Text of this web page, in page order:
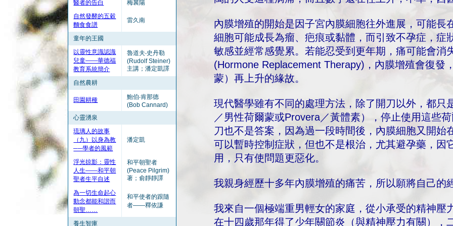
醫者的告白
梅襄陽
自然發酵的五穀
麵食食譜
雷久南
童年的王國
以靈性意識認識
兒童——華德福
教育系統簡介
魯道夫‧史丹勒
(Rudolf Steiner)
主講；潘定凱譯
自然農耕
田園耕種
鮑伯‧肯那德
(Bob Cannard)
心靈湧泉
琉璃人的故事
（九）以身為教
──學者的風範
潘定凱
浮光掠影：靈性
人生——和平朝
聖者生平自述
和平朝聖者
(Peace Pilgrim)
著；俞靜靜譯
為一切生命起心
動念都能和諧而
朝聖……
和平使者的跟隨
者——釋依謙
養生智庫
內膜增殖的開始是因子宮內膜細胞往外進展，可能長
細胞可能成長為瘤、疤痕或黏體，而引致不孕症，症
敏感並經常感覺累。若能忍受到更年期，痛可能會消
(Hormone Replacement Therapy)，內膜增殖會復發
蒙）再上升的緣故。
現代醫學雖有不同的處理方法，除了開刀以外，都只
／男性荷爾蒙或Provera／黃體素），停止使用這些
刀也不是答案，因為過一段時間後，內膜細胞又開始
可以暫時控制症狀，但也不是根治，尤其避孕藥，因
用，只有使問題更惡化。
我親身經歷十多年內膜增殖的痛苦，所以願將自己的
我來自一個極端重男輕女的家庭，從小承受的精神壓
在十四歲那年得了少年關節炎（與精神壓力有關），